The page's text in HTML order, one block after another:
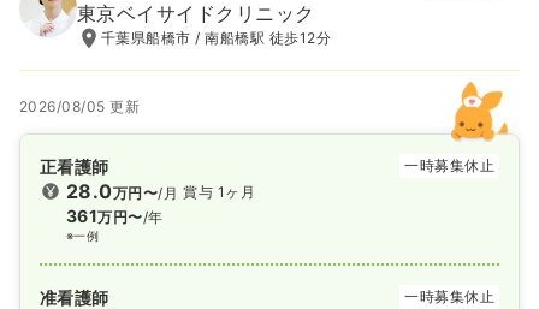
東京ベイサイドクリニック
千葉県船橋市 / 南船橋駅 徒歩12分
2026/08/05 更新
正看護師 一時募集休止
28.0万円〜/月
361万円〜/年
※一例
賞与 1ヶ月
准看護師 一時募集休止